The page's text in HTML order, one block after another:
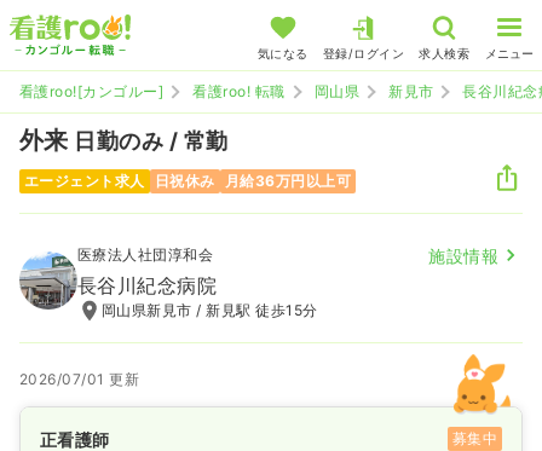
気になる 登録/ログイン 求人検索 メニュー
看護roo![カンゴルー] 看護roo! 転職 岡山県 新見市 長谷川紀念
外来 日勤のみ / 常勤
エージェント求人 日祝休み 月給36万円以上可
医療法人社団淳和会 施設情報
長谷川紀念病院
岡山県新見市 / 新見駅 徒歩15分
2026/07/01 更新
正看護師 募集中